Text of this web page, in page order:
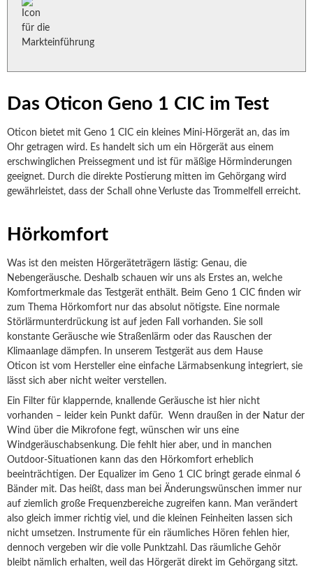
Das Oticon Geno 1 CIC im Test
Oticon bietet mit Geno 1 CIC ein kleines Mini-Hörgerät an, das im
Ohr getragen wird. Es handelt sich um ein Hörgerät aus einem
erschwinglichen Preissegment und ist für mäßige Hörminderungen
geeignet. Durch die direkte Postierung mitten im Gehörgang wird
gewährleistet, dass der Schall ohne Verluste das Trommelfell erreicht.
Hörkomfort
Was ist den meisten Hörgeräteträgern lästig: Genau, die
Nebengeräusche. Deshalb schauen wir uns als Erstes an, welche
Komfortmerkmale das Testgerät enthält. Beim Geno 1 CIC finden wir
zum Thema Hörkomfort nur das absolut nötigste. Eine normale
Störlärmunterdrückung ist auf jeden Fall vorhanden. Sie soll
konstante Geräusche wie Straßenlärm oder das Rauschen der
Klimaanlage dämpfen. In unserem Testgerät aus dem Hause
Oticon ist vom Hersteller eine einfache Lärmabsenkung integriert, sie
lässt sich aber nicht weiter verstellen.
Ein Filter für klappernde, knallende Geräusche ist hier nicht
vorhanden – leider kein Punkt dafür. Wenn draußen in der Natur der
Wind über die Mikrofone fegt, wünschen wir uns eine
Windgeräuschabsenkung. Die fehlt hier aber, und in manchen
Outdoor-Situationen kann das den Hörkomfort erheblich
beeinträchtigen. Der Equalizer im Geno 1 CIC bringt gerade einmal 6
Bänder mit. Das heißt, dass man bei Änderungswünschen immer nur
auf ziemlich große Frequenzbereiche zugreifen kann. Man verändert
also gleich immer richtig viel, und die kleinen Feinheiten lassen sich
nicht umsetzen. Instrumente für ein räumliches Hören fehlen hier,
dennoch vergeben wir die volle Punktzahl. Das räumliche Gehör
bleibt nämlich erhalten, weil das Hörgerät direkt im Gehörgang sitzt.